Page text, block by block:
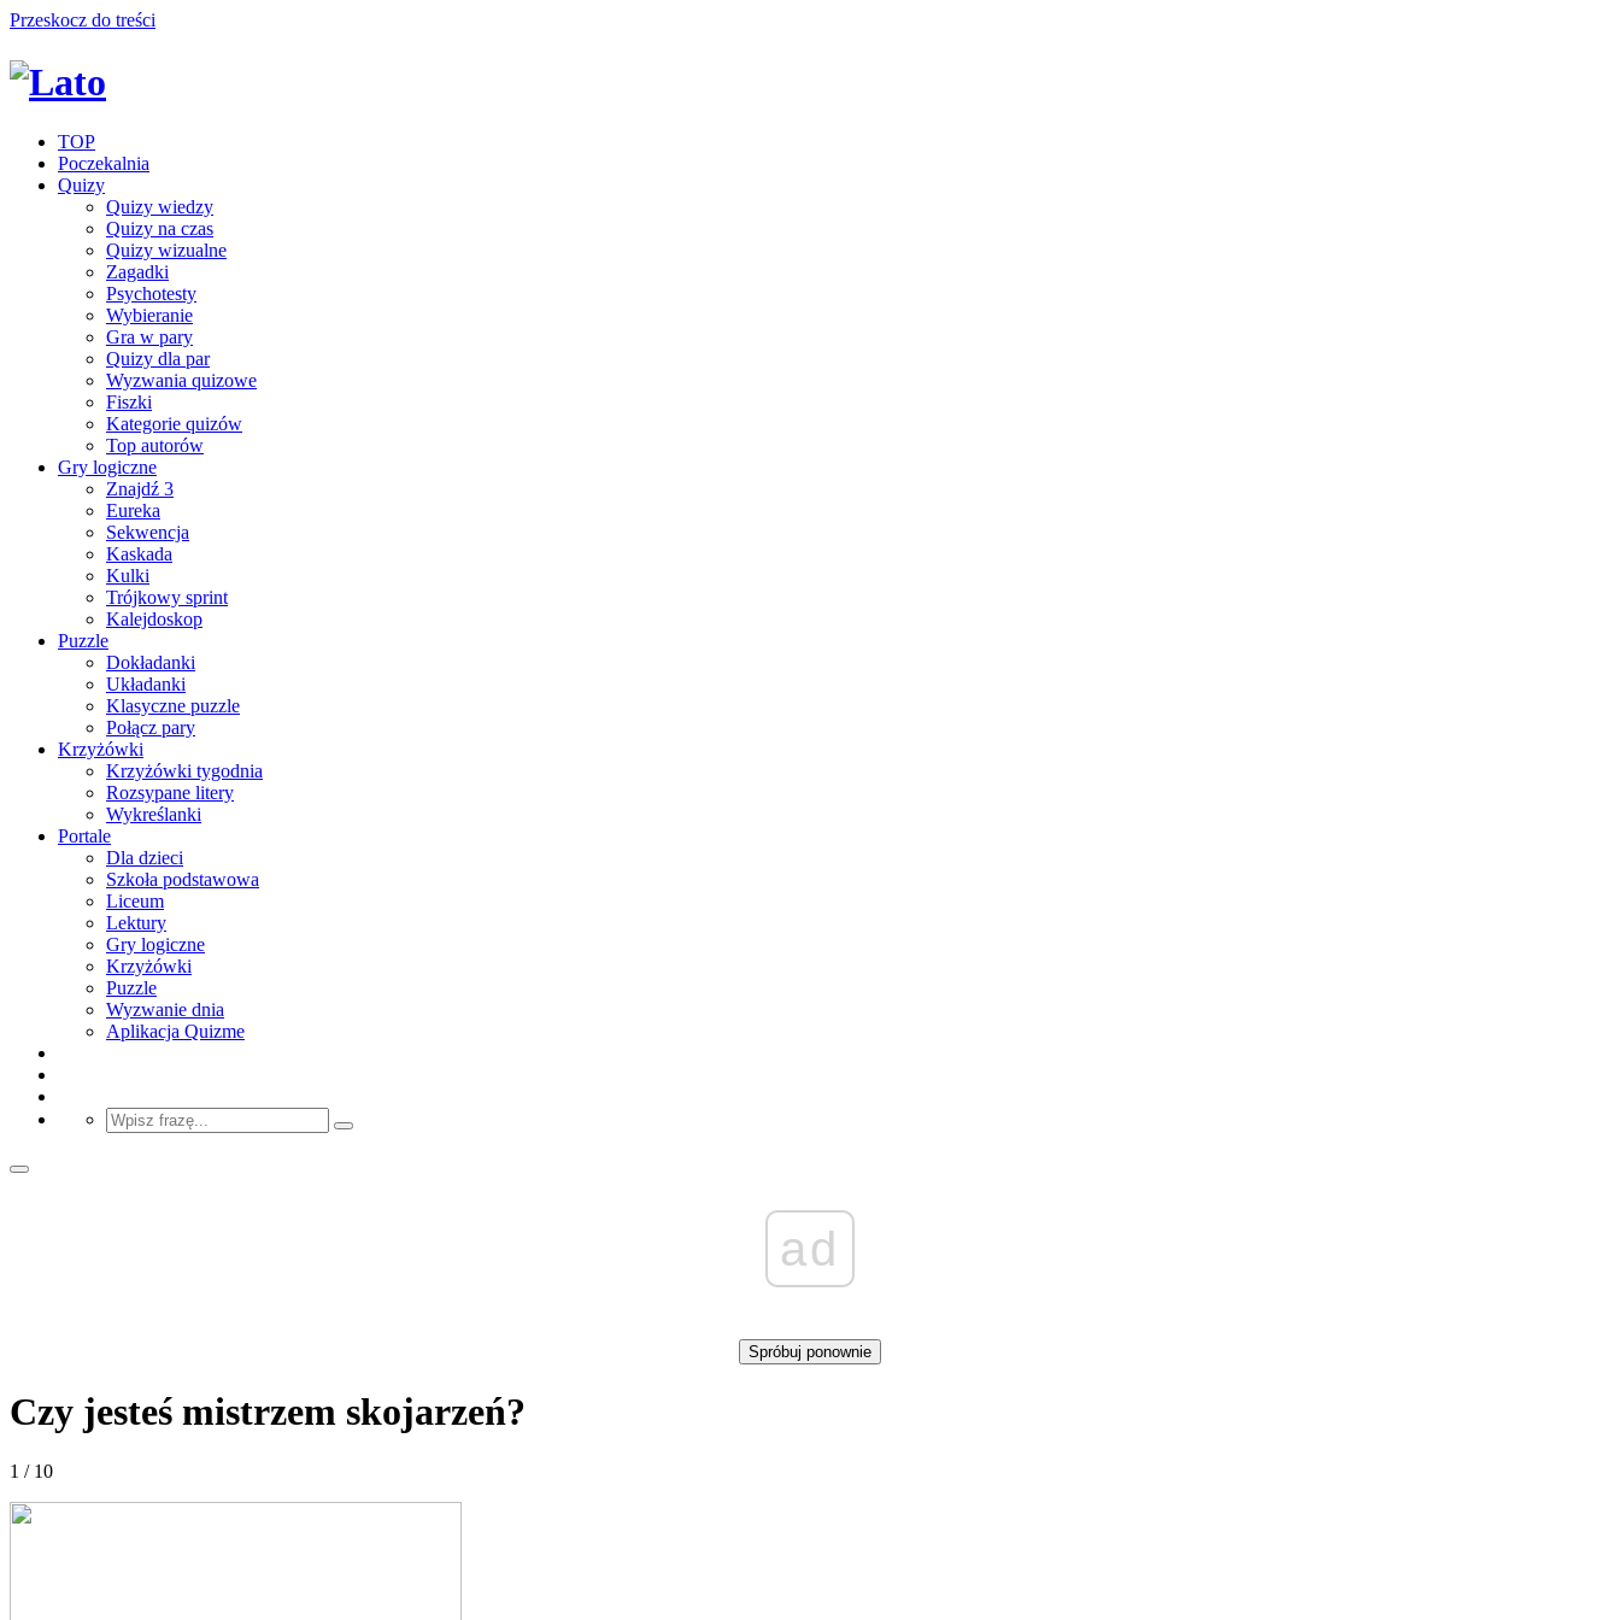
Przeskocz do treści
TOP
Poczekalnia
Quizy
Quizy wiedzy
Quizy na czas
Quizy wizualne
Zagadki
Psychotesty
Wybieranie
Gra w pary
Quizy dla par
Wyzwania quizowe
Fiszki
Kategorie quizów
Top autorów
Gry logiczne
Znajdź 3
Eureka
Sekwencja
Kaskada
Kulki
Trójkowy sprint
Kalejdoskop
Puzzle
Dokładanki
Układanki
Klasyczne puzzle
Połącz pary
Krzyżówki
Krzyżówki tygodnia
Rozsypane litery
Wykreślanki
Portale
Dla dzieci
Szkoła podstawowa
Liceum
Lektury
Gry logiczne
Krzyżówki
Puzzle
Wyzwanie dnia
Aplikacja Quizme
ad
Spróbuj ponownie
Czy jesteś mistrzem skojarzeń?
1 / 10